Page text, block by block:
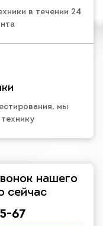
в течении 24
мы
нашего
сейчас
67